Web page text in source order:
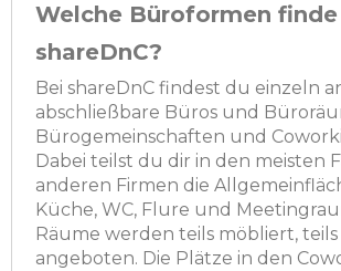
Welche Büroformen
shareDnC?
Bei shareDnC findest du einzeln
abschließbare Büros und
Bürogemeinschaften und
Dabei teilst du dir in den meisten
anderen Firmen die
Küche, WC, Flure und
Räume werden teils möbliert,
angeboten. Die Plätze in den